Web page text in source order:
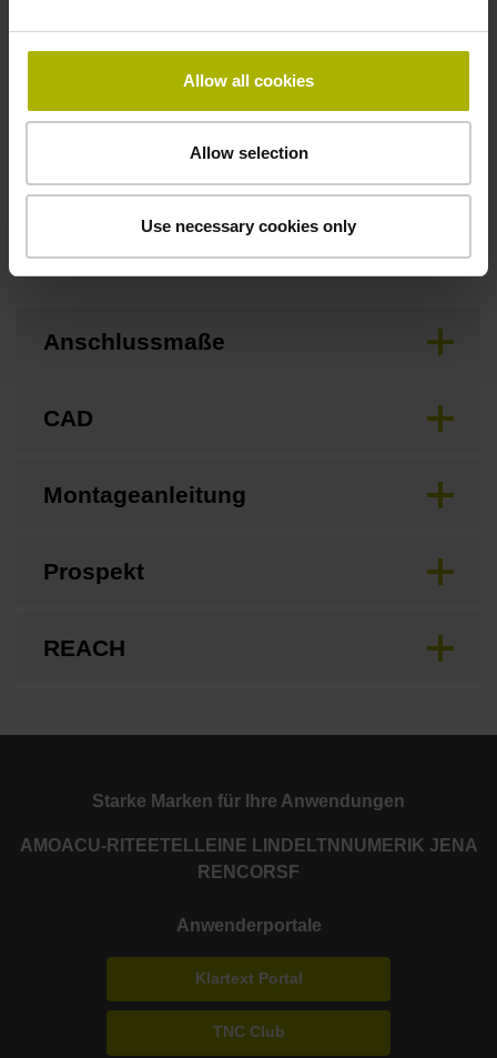
Allow all cookies
Allow selection
Use necessary cookies only
Standard
Downloads / CAD / Montage
Anschlussmaße
CAD
Montageanleitung
Prospekt
REACH
Starke Marken für Ihre Anwendungen
AMOACU-RITE ETEL LEINE LINDE LTN NUMERIK JENA
RENCORSF
Anwenderportale
Klartext Portal
TNC Club